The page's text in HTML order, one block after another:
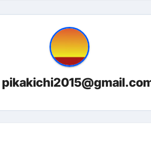
ド｜集音器との違い・タイプ別比較
全ガイド：高級クリッパー・ニッパー
ガイド：ズワイ・タラバ・ポーション
の海と暮らしが生んだ“完成された保存
生を少しだけ甘くする、現代スイーツ